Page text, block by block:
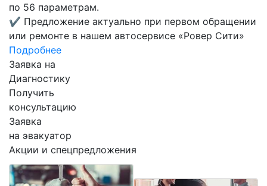
по 56 параметрам.
✔ Предложение актуально при первом обращении
или ремонте в нашем автосервисе «Ровер Сити»
Подробнее
Заявка на
Диагностику
Получить
консультацию
Заявка
на эвакуатор
Акции и спецпредложения